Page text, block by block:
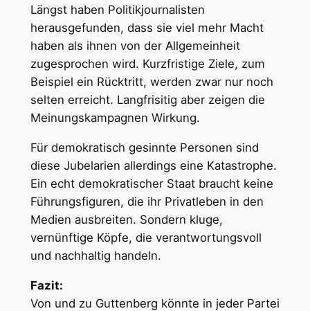
Längst haben Politikjournalisten
herausgefunden, dass sie viel mehr Macht
haben als ihnen von der Allgemeinheit
zugesprochen wird. Kurzfristige Ziele, zum
Beispiel ein Rücktritt, werden zwar nur noch
selten erreicht. Langfrisitig aber zeigen die
Meinungskampagnen Wirkung.
Für demokratisch gesinnte Personen sind
diese Jubelarien allerdings eine Katastrophe.
Ein echt demokratischer Staat braucht keine
Führungsfiguren, die ihr Privatleben in den
Medien ausbreiten. Sondern kluge,
vernünftige Köpfe, die verantwortungsvoll
und nachhaltig handeln.
Fazit:
Von und zu Guttenberg könnte in jeder Partei